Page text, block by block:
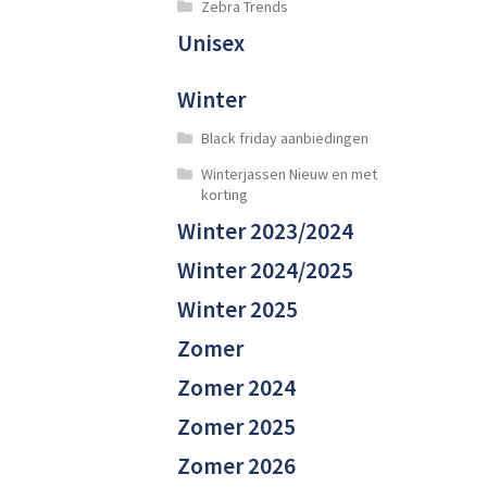
Zebra Trends
Unisex
Winter
Black friday aanbiedingen
Winterjassen Nieuw en met
korting
Winter 2023/2024
Winter 2024/2025
Winter 2025
Zomer
Zomer 2024
Zomer 2025
Zomer 2026